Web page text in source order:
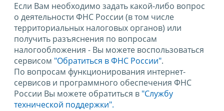
Если Вам необходимо задать какой-либо вопрос
о деятельности ФНС России (в том числе
территориальных налоговых органов) или
получить разъяснения по вопросам
налогообложения - Вы можете воспользоваться
сервисом "Обратиться в ФНС России".
По вопросам функционирования интернет-
сервисов и программного обеспечения ФНС
России Вы можете обратиться в "Службу
технической поддержки".